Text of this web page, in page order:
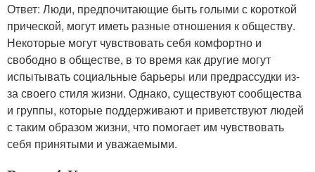
Ответ: Люди, предпочитающие быть голыми с короткой
прической, могут иметь разные отношения к обществу.
Некоторые могут чувствовать себя комфортно и
свободно в обществе, в то время как другие могут
испытывать социальные барьеры или предрассудки из-
за своего стиля жизни. Однако, существуют сообщества
и группы, которые поддерживают и приветствуют людей
с таким образом жизни, что помогает им чувствовать
себя принятыми и уважаемыми.